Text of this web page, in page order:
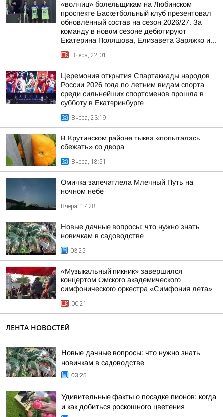
«волчиц» болельщикам на Любинском
проспекте Баскетбольный клуб презентовал
обновлённый состав на сезон 2026/27. За
команду в новом сезоне дебютируют
Екатерина Поляшова, Елизавета Заряжко и...
Вчера, 22:01
Церемония открытия Спартакиады народов
России 2026 года по летним видам спорта
среди сильнейших спортсменов прошла в
субботу в Екатеринбурге
Вчера, 23:19
В Крутинском районе тыква «попыталась
сбежать» со двора
Вчера, 18:51
Омичка запечатлела Млечный Путь на
ночном небе
Вчера, 17:28
Новые дачные вопросы: что нужно знать
новичкам в садоводстве
03:25
«Музыкальный пикник» завершился
концертом Омского академического
симфонического оркестра «Симфония лета»
00:21
ЛЕНТА НОВОСТЕЙ
Новые дачные вопросы: что нужно знать
новичкам в садоводстве
03:25
Удивительные факты о посадке пионов: когда
и как добиться роскошного цветения